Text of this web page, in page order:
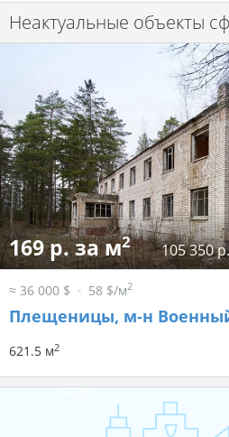
Неактуальные объекты
169 р. за м2 105 350 р.
≈ 36 000 $ 58 $/м2
Плещеницы, м-н
621.5 м2